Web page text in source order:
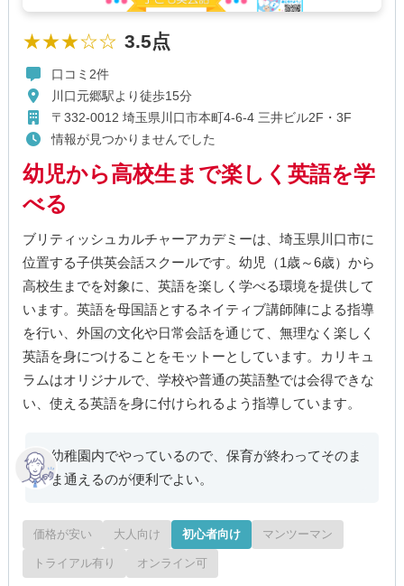
★★★☆☆ 3.5点
口コミ2件
川口元郷駅より徒歩15分
〒332-0012 埼玉県川口市本町4-6-4 三井ビル2F・3F
情報が見つかりませんでした
幼児から高校生まで楽しく英語を学
べる
ブリティッシュカルチャーアカデミーは、埼玉県川口市に
位置する子供英会話スクールです。幼児（1歳～6歳）から
高校生までを対象に、英語を楽しく学べる環境を提供して
います。英語を母国語とするネイティブ講師陣による指導
を行い、外国の文化や日常会話を通じて、無理なく楽しく
英語を身につけることをモットーとしています。カリキュ
ラムはオリジナルで、学校や普通の英語塾では会得できな
い、使える英語を身に付けられるよう指導しています。
幼稚園内でやっているので、保育が終わってそのま
ま通えるのが便利でよい。
価格が安い 大人向け 初心者向け マンツーマン
トライアル有り オンライン可